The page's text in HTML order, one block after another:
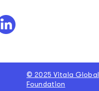
© 2025 Vitala Global
Foundation